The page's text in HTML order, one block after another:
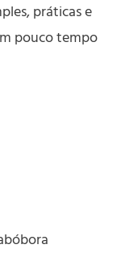
práticas e
pouco tempo